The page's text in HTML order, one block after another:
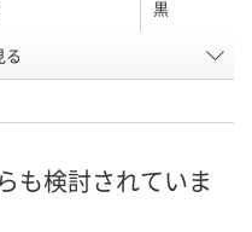
黒
ER17054
11日（火）
る
も検討されていま